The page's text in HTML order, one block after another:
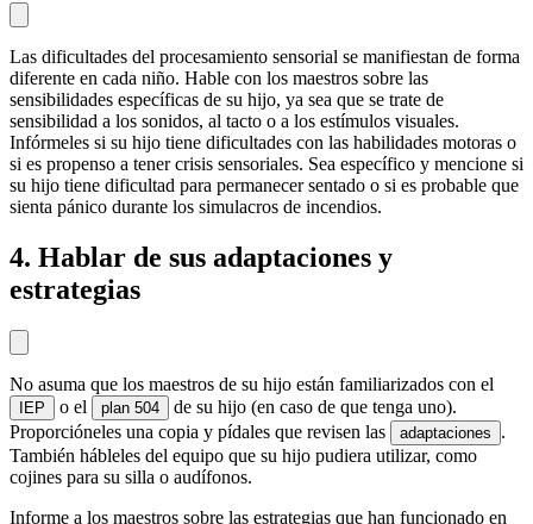
Las dificultades del procesamiento sensorial se manifiestan de forma
diferente en cada niño. Hable con los maestros sobre las
sensibilidades específicas de su hijo, ya sea que se trate de
sensibilidad a los sonidos, al tacto o a los estímulos visuales.
Infórmeles si su hijo tiene dificultades con las habilidades motoras o
si es propenso a tener crisis sensoriales. Sea específico y mencione si
su hijo tiene dificultad para permanecer sentado o si es probable que
sienta pánico durante los simulacros de incendios.
4. Hablar de sus adaptaciones y
estrategias
No asuma que los maestros de su hijo están familiarizados con el
IEP o el plan 504
de su hijo (en caso de que tenga uno).
Proporcióneles una copia y pídales que revisen las
adaptaciones
.
También hábleles del equipo que su hijo pudiera utilizar, como
cojines para su silla o audífonos.
Informe a los maestros sobre las estrategias que han funcionado en